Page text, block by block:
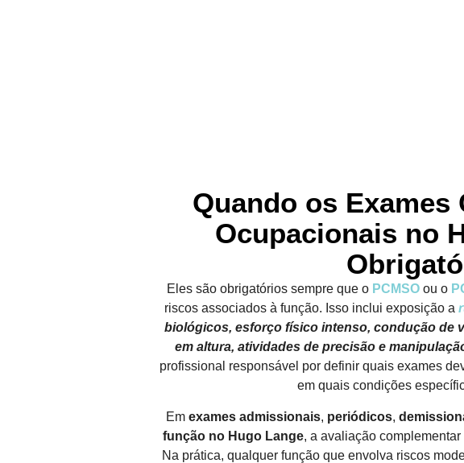
Quando os Exames
Ocupacionais no
Eles são obrigatórios sempre que o PCMSO ou o
riscos associados à função. Isso inclui exposição a
biológicos, esforço físico intenso, condução de
em altura, atividades de precisão e
profissional responsável por definir quais exames
em quais condições
Em exames admissionais, periódicos,
função no Hugo Lange, a avaliação
Na prática, qualquer função que envolva riscos